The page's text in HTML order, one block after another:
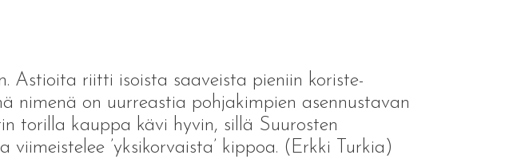
Astioita riitti isoista saaveista pieniin koriste-
nimenä on uurreastia pohjakimpien asennustavan
torilla kauppa kävi hyvin, sillä Suurosten
’yksikorvaista’ kippoa. (Erkki Turkia)